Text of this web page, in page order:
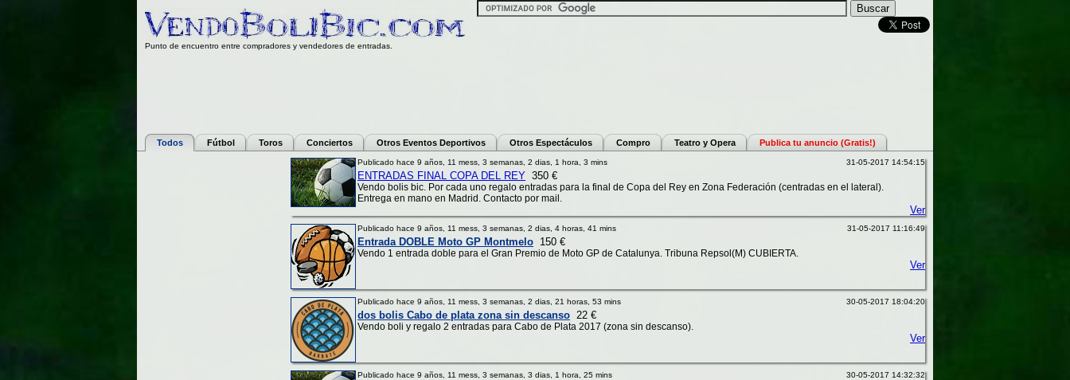
Punto de encuentro entre compradores y vendedores de entradas.
Todos Fútbol Toros Conciertos Otros Eventos Deportivos Otros Espectáculos Compro Teatro y Opera Publica tu anuncio (Gratis!)
Publicado hace 9 años, 11 mess, 3 semanas, 2 dias, 1 hora, 3 mins 31-05-2017 14:54:15
ENTRADAS FINAL COPA DEL REY 350 €
Vendo bolis bic. Por cada uno regalo entradas para la final de Copa del Rey en Zona Federación (centradas en el lateral).
Entrega en mano en Madrid. Contacto por mail.
Ver
Publicado hace 9 años, 11 mess, 3 semanas, 2 dias, 4 horas, 41 mins 31-05-2017 11:16:49
Entrada DOBLE Moto GP Montmelo 150 €
Vendo 1 entrada doble para el Gran Premio de Moto GP de Catalunya. Tribuna Repsol(M) CUBIERTA.
Ver
Publicado hace 9 años, 11 mess, 3 semanas, 2 dias, 21 horas, 53 mins 30-05-2017 18:04:20
dos bolis Cabo de plata zona sin descanso 22 €
Vendo boli y regalo 2 entradas para Cabo de Plata 2017 (zona sin descanso).
Ver
Publicado hace 9 años, 11 mess, 3 semanas, 3 dias, 1 hora, 25 mins 30-05-2017 14:32:32